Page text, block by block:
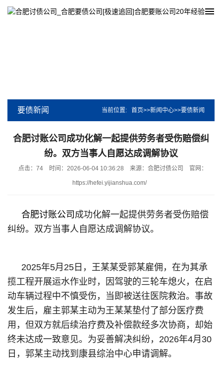
要债新闻 当前位置: 首页>>新闻中心>>要债新闻
合肥讨账公司成功化解一起提供劳务者受伤赔偿纠
纷。双方当事人自愿达成调解协议
点击：74 时间：2026-06-04 10:36:28 来源：合肥讨债公司 官网：
https://hefei.yijianshua.com/
合肥讨账公司 成功化解一起提供劳务者受伤赔偿
纠纷。双方当事人自愿达成调解协议。
2025年5月25日，王某某受郭某雇佣，在为其承
揽工程开展运水作业时，因驾驶的三轮车熄火，在启
动车辆过程中不慎受伤，当即被送往医院救治。事故
发生后，雇主郭某主动为王某某垫付了部分医疗费
用，但双方就后续治疗费及补偿款经多次协商，却始
终未达成一致意见。为妥善解决纠纷，2026年4月30
日，郭某主动找到康县综治中心申请调解。